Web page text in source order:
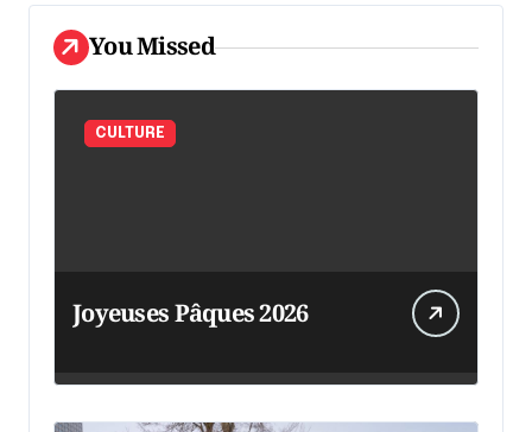
You Missed
CULTURE
Joyeuses Pâques 2026